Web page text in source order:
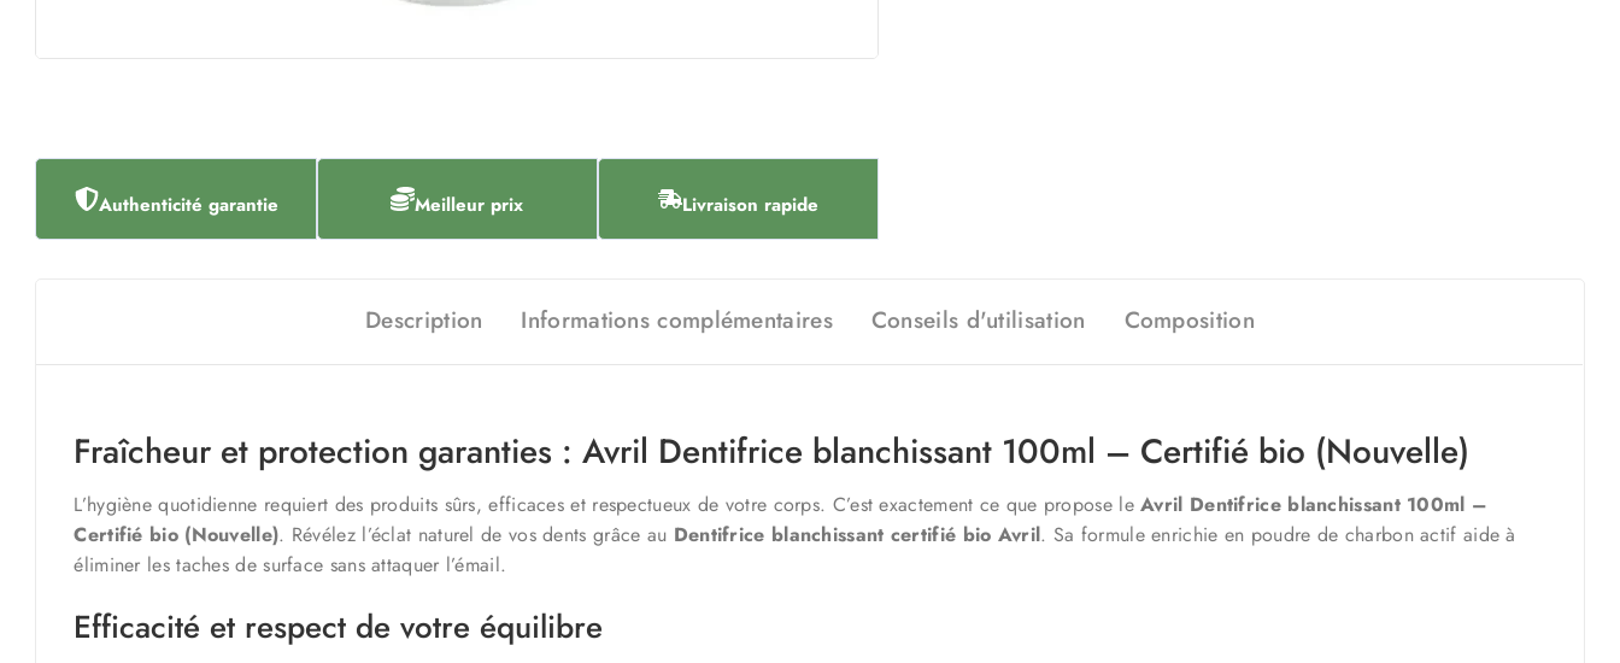
Authenticité garantie Meilleur prix Livraison rapide
Description Informations complémentaires Conseils d'utilisation Composition
Fraîcheur et protection garanties : Avril Dentifrice blanchissant 100ml – Certifié bio (Nouvelle)
L’hygiène quotidienne requiert des produits sûrs, efficaces et respectueux de votre corps. C’est exactement ce que propose leAvril Dentifrice blanchissant 100ml –
Certifié bio (Nouvelle). Révélez l’éclat naturel de vos dents grâce au Dentifrice blanchissant certifié bio Avril. Sa formule enrichie en poudre de charbon actif aide à
éliminer les taches de surface sans attaquer l’émail.
Efficacité et respect de votre équilibre